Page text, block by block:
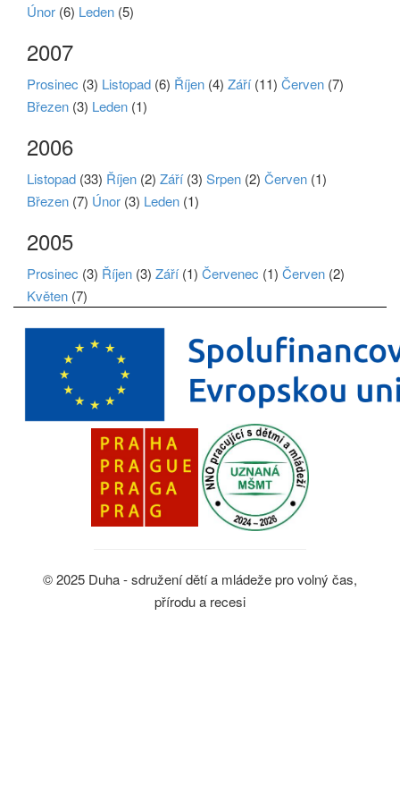
Únor (6) Leden (5)
2007
Prosinec (3) Listopad (6) Říjen (4) Září(11) Červen (7)
Březen (3) Leden (1)
2006
Listopad (33) Říjen (2) Září(3) Srpen (2) Červen (1)
Březen (7) Únor (3) Leden (1)
2005
Prosinec (3) Říjen (3) Září(1) Červenec (1) Červen (2)
Květen (7)
© 2025 Duha - sdružení dětí a mládeže pro volný čas,
přírodu a recesi